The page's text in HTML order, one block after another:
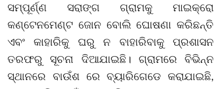
ସମ୍ପୂର୍ଣ୍ଣ ସରାଙ୍ଗ ଗ୍ରାମକୁ ମାଇକ୍ରୋ
କଣ୍ଟେନମେଣ୍ଟ ଜୋନ ବୋଲି ଘୋଷଣା କରିଛନ୍ତି
ଏବଂ କାହାରିକୁ ଘରୁ ନ ବାହାରିବାକୁ ପ୍ରଶାସନ
ତରଫରୁ ସୂଚନା ଦିଆଯାଇଛି। ଗ୍ରାମରେ ବିଭିନ୍ନ
ସ୍ଥାନରେ ବାଉଁଶ ରେ ବ୍ୟାରିଗେଡେ କରାଯାଇଛି,